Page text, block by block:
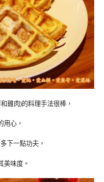
雞肉)的料理手法很棒，
用心，
下一點功夫，
美味度。